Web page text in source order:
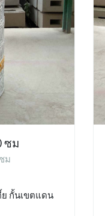
ซม
ม
ย กั้นเขตแดน